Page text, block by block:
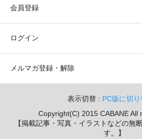
会員登録
ログイン
メルマガ登録・解除
表示切替 : PC版に切り
Copyright(C) 2015 CABANE All
【掲載記事・写真・イラストなどの無
す。】